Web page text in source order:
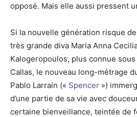
opposé. Mais elle aussi pressent
Si la nouvelle génération risque
très grande diva Maria Anna
Kalogeropoulos, plus connue
Callas, le nouveau long-métrage
Pablo Larraín (« Spencer »)
d’une partie de sa vie avec
certaine bienveillance, teintée de